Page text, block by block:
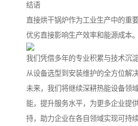
结语
直接烘干锅炉作为工业生产中的重
优劣直接影响生产效率和能源成本。
我们凭借多年的专业积累与技术沉
从设备选型到安装维护的全方位解决
未来，我们将继续深耕热能设备领
能，提升服务水平，为更多企业提
持，助力企业在各自领域实现可持续